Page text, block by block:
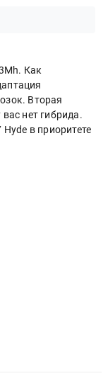
Как
Вторая
нет гибрида.
в приоритете